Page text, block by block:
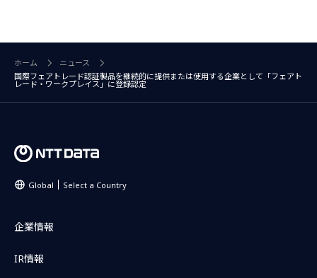
ホーム
ニュース
国際フェアトレード認証製品を継続的に提供または使用する企業として「フェアト
レード・ワークプレイス」に登録認定
Global Select a Country
企業情報
IR情報